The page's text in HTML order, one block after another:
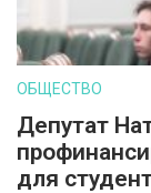
ОБЩЕСТВО
Депутат
для